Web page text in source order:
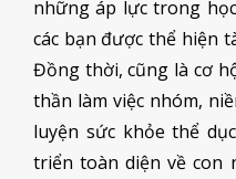
những áp lực trong
các bạn được thể hiện
Đồng thời, cũng là cơ
thần làm việc nhóm,
luyện sức khỏe thể
triển toàn diện về con